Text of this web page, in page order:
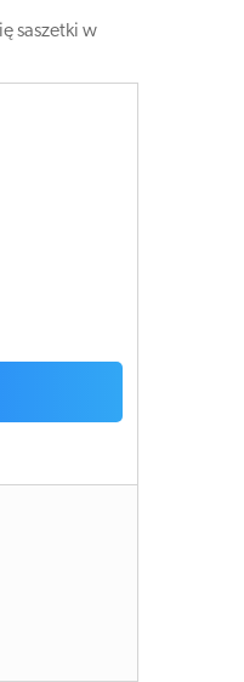
saszetki w